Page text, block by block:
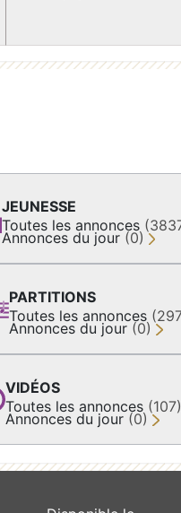
JEUNESSE
Toutes les annonces
Annonces du jour (0)
PARTITIONS
Toutes les annonces
Annonces du jour (0)
VIDÉOS
Toutes les annonces (107)
Annonces du jour (0)